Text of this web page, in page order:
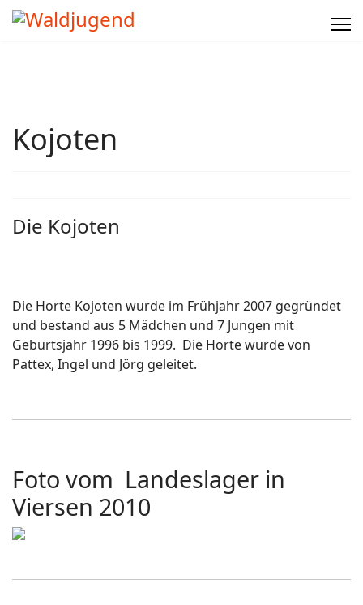
Kojoten
Die Kojoten
Die Horte Kojoten wurde im Frühjahr 2007 gegründet
und bestand aus 5 Mädchen und 7 Jungen mit
Geburtsjahr 1996 bis 1999. Die Horte wurde von
Pattex, Ingel und Jörg geleitet.
Foto vom Landeslager in
Viersen 2010